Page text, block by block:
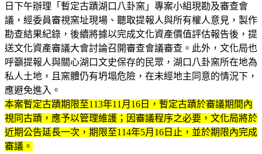
日下午辦理「暫定古蹟湖口八卦窯」專案小組現勘及審查會
議，經委員審視窯址現場、聽取提報人與所有權人意見，製作
勘查結果紀錄，後續將據以完成文化資產價值評估報告後，提
送文化資產審議大會討論召開審查會議審查。此外，文化局也
呼籲提報人與關心湖口文史保存的民眾，湖口八卦窯所在地為
私人土地，且窯體仍有坍塌危險，在未經地主同意的情況下，
應避免進入。
本案暫定古蹟期限至113年11月16日，暫定古蹟於審議期間內
視同古蹟，應予以管理維護；因審議程序之必要，文化局將於
近期公告延長一次，期限至114年5月16日止，並於期限內完成
審議。